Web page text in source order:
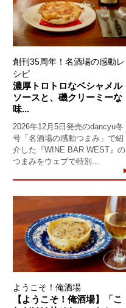
創刊35周年！名酒場の感動レ
シピ
濃厚トロトロなベシャメル
ソースと、磯クリーミーな
味...
2026年12月5日発売のdancyu冬
号「名酒場の感動つまみ」で紹
介した『WINE BAR WEST』の
つまみをウェブで特別...
ようこそ！俺酒場
【ようこそ！俺酒場】「こ